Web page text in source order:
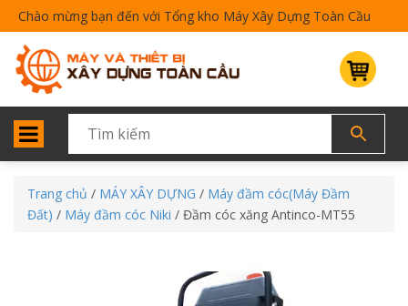
Chào mừng bạn đến với Tổng kho Máy Xây Dựng Toàn Cầu
Trang chủ / MÁY XÂY DỰNG / Máy đầm cóc(Máy Đầm
Đất) / Máy đầm cóc Niki / Đầm cóc xăng Antinco-MT55